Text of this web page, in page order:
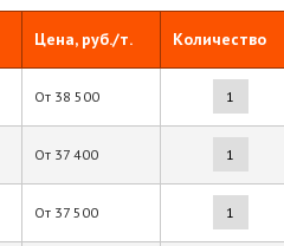
Цена, руб./т. Количество
От 38 500
От 37 400
От 37 500